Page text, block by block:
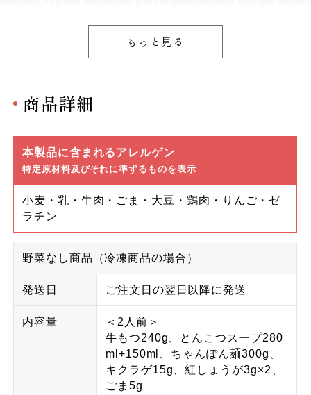
もっと見る
商品詳細
本製品に含まれるアレルゲン
特定原材料及びそれに準ずるものを表示
小麦・乳・牛肉・ごま・大豆・鶏肉・りんご・ゼ
ラチン
野菜なし商品（冷凍商品の場合）
発送日 ご注文日の翌日以降に発送
内容量
＜2人前＞
牛もつ240g、とんこつスープ280
ml+150ml、ちゃんぽん麺300g、
キクラゲ15g、紅しょうが3g×2、
ごま5g